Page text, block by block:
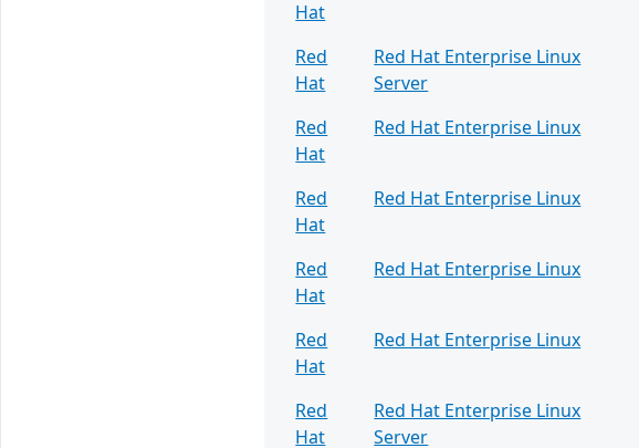
Hat
Red
Hat
Red Hat Enterprise Linux
Server
Red
Hat
Red Hat Enterprise Linux
Red
Hat
Red Hat Enterprise Linux
Red
Hat
Red Hat Enterprise Linux
Red
Hat
Red Hat Enterprise Linux
Red
Hat
Red Hat Enterprise Linux
Server